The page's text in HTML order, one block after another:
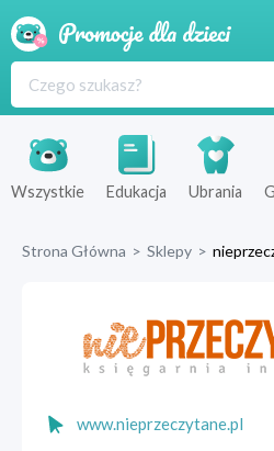
Produkty
Sklepy
Wszystkie Edukacja Ubrania
Strona Główna > Sklepy >
www.nieprzeczytane.pl